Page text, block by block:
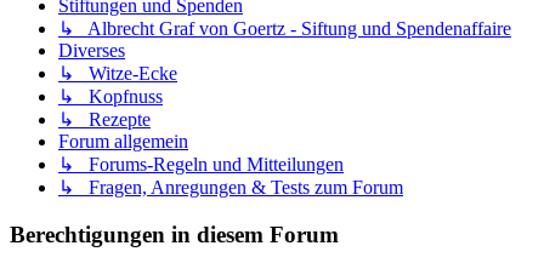
Stiftungen und Spenden
↳ Albrecht Graf von Goertz - Siftung und Spendenaffaire
Diverses
↳ Witze-Ecke
↳ Kopfnuss
↳ Rezepte
Forum allgemein
↳ Forums-Regeln und Mitteilungen
↳ Fragen, Anregungen & Tests zum Forum
Berechtigungen in diesem Forum